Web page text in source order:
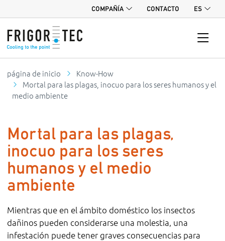
COMPAÑÍA CONTACTO ES
página de inicio
Know-How
Mortal para las plagas, inocuo para los seres humanos y el
medio ambiente
Mortal para las plagas,
inocuo para los seres
humanos y el medio
ambiente
Mientras que en el ámbito doméstico los insectos
dañinos pueden considerarse una molestia, una
infestación puede tener graves consecuencias para